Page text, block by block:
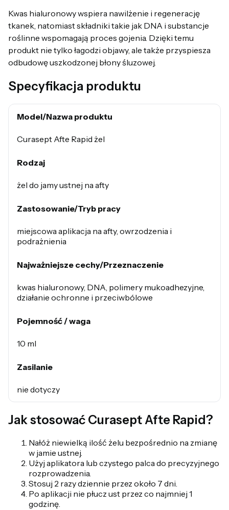
Kwas hialuronowy wspiera nawilżenie i regenerację
tkanek, natomiast składniki takie jak DNA i substancje
roślinne wspomagają proces gojenia. Dzięki temu
produkt nie tylko łagodzi objawy, ale także przyspiesza
odbudowę uszkodzonej błony śluzowej.
Specyfikacja produktu
Model/Nazwa produktu
Curasept Afte Rapid żel
Rodzaj
żel do jamy ustnej na afty
Zastosowanie/Tryb pracy
miejscowa aplikacja na afty, owrzodzenia i
podrażnienia
Najważniejsze cechy/Przeznaczenie
kwas hialuronowy, DNA, polimery mukoadhezyjne,
działanie ochronne i przeciwbólowe
Pojemność / waga
10 ml
Zasilanie
nie dotyczy
Jak stosować Curasept Afte Rapid?
Nałóż niewielką ilość żelu bezpośrednio na zmianę
w jamie ustnej.
Użyj aplikatora lub czystego palca do precyzyjnego
rozprowadzenia.
Stosuj 2 razy dziennie przez około 7 dni.
Po aplikacji nie płucz ust przez co najmniej 1
godzinę.